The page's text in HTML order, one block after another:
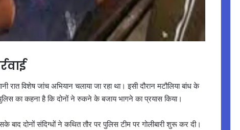
रात विशेष जांच अभियान चलाया जा रहा था। इसी दौरान मटौलिया बांध के
का कहना है कि दोनों ने रुकने के बजाय भागने का प्रयास किया।
बाद दोनों संदिग्धों ने कथित तौर पर पुलिस टीम पर गोलीबारी शुरू कर दी।